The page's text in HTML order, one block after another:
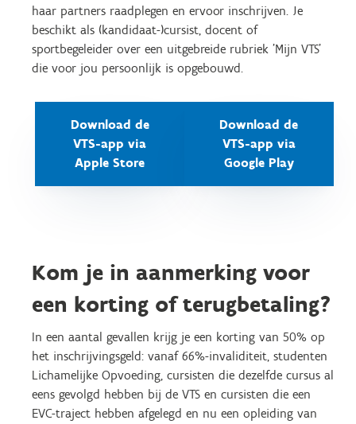
haar partners raadplegen en ervoor inschrijven. Je
beschikt als (kandidaat-)cursist, docent of
sportbegeleider over een uitgebreide rubriek 'Mijn VTS'
die voor jou persoonlijk is opgebouwd.
Download de
VTS-app via
Apple Store
Download de
VTS-app via
Google Play
Kom je in aanmerking voor
een korting of terugbetaling?
In een aantal gevallen krijg je een korting van 50% op
het inschrijvingsgeld: vanaf 66%-invaliditeit, studenten
Lichamelijke Opvoeding, cursisten die dezelfde cursus al
eens gevolgd hebben bij de VTS en cursisten die een
EVC-traject hebben afgelegd en nu een opleiding van